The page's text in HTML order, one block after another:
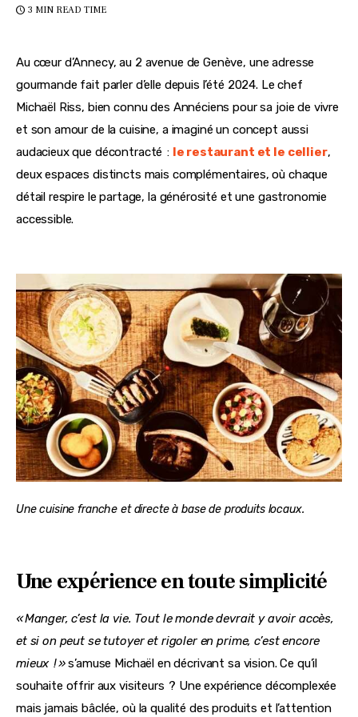
3 MIN READ TIME
Au cœur d’Annecy, au 2 avenue de Genève, une adresse
gourmande fait parler d’elle depuis l’été 2024. Le chef
Michaël Riss, bien connu des Annéciens pour sa joie de vivre
et son amour de la cuisine, a imaginé un concept aussi
audacieux que décontracté  : le restaurant et le cellier,
deux espaces distincts mais complémentaires, où chaque
détail respire le partage, la générosité et une gastronomie
accessible.
Une cuisine franche et directe à base de produits locaux.
Une expérience en toute simplicité
« Manger, c’est la vie. Tout le monde devrait y avoir accès,
et si on peut se tutoyer et rigoler en prime, c’est encore
mieux  ! » s’amuse Michaël en décrivant sa vision. Ce qu’il
souhaite offrir aux visiteurs  ? Une expérience décomplexée
mais jamais bâclée, où la qualité des produits et l’attention